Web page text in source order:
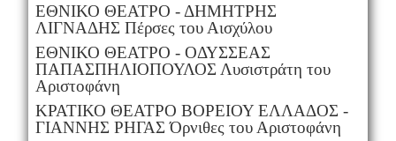
ΕΘΝΙΚΟ ΘΕΑΤΡΟ - ΔΗΜΗΤΡΗΣ
ΛΙΓΝΑΔΗΣ Πέρσες του Αισχύλου
ΕΘΝΙΚΟ ΘΕΑΤΡΟ - ΟΔΥΣΣΕΑΣ
ΠΑΠΑΣΠΗΛΙΟΠΟΥΛΟΣ Λυσιστράτη του
Αριστοφάνη
ΚΡΑΤΙΚΟ ΘΕΑΤΡΟ ΒΟΡΕΙΟΥ ΕΛΛΑΔΟΣ -
ΓΙΑΝΝΗΣ ΡΗΓΑΣ Όρνιθες του Αριστοφάνη